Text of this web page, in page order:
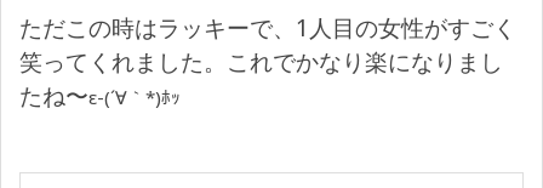
ただこの時はラッキーで、1人目の女性がすごく
笑ってくれました。これでかなり楽になりまし
たね〜ε-(´∀｀*)ﾎｯ